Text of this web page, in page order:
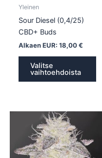
Yleinen
Sour Diesel (0,4/25)
CBD+ Buds
Alkaen EUR: 18,00€
Valitse
vaihtoehdoista